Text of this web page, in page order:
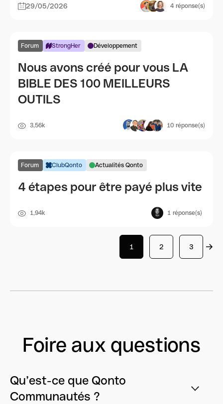
29/05/2026 4 réponse(s)
Forum StrongHer Développement
Nous avons créé pour vous LA
BIBLE DES 100 MEILLEURS
OUTILS
3,56k 10 réponse(s)
Forum ClubQonto Actualités Qonto
4 étapes pour être payé plus vite
1,94k 1 réponse(s)
1 2 3
Foire aux questions
Qu’est-ce que Qonto
Communautés ?